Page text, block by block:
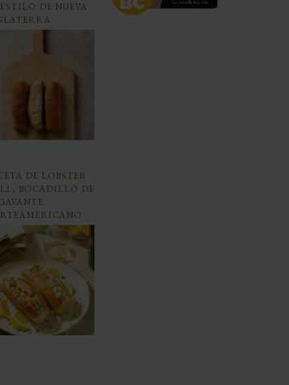
DE NUEVA
DE LOBSTER
BOCADILLO DE